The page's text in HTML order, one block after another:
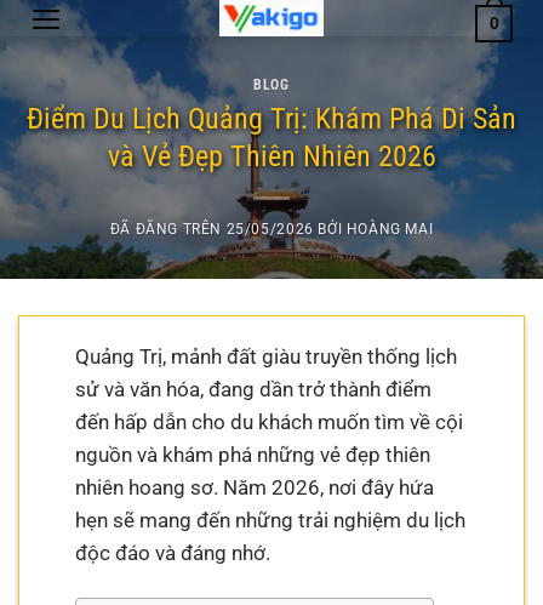
Chuyển
đến
nội
dung
0
BLOG
Điểm Du Lịch Quảng Trị: Khám Phá Di Sản
và Vẻ Đẹp Thiên Nhiên 2026
ĐÃ ĐĂNG TRÊN 25/05/2026 BỞI HOÀNG MAI
Quảng Trị, mảnh đất giàu truyền thống lịch
sử và văn hóa, đang dần trở thành điểm
đến hấp dẫn cho du khách muốn tìm về cội
nguồn và khám phá những vẻ đẹp thiên
nhiên hoang sơ. Năm 2026, nơi đây hứa
hẹn sẽ mang đến những trải nghiệm du lịch
độc đáo và đáng nhớ.